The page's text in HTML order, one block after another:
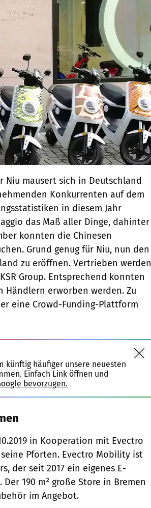
Niu mausert sich in Deutschland
Konkurrenten auf dem
in diesem Jahr
das Maß aller Dinge, dahinter
konnten die Chinesen
Grund genug für Niu, nun den
zu eröffnen. Vertrieben werden
Group. Entsprechend konnten
erworben werden. Zu
eine Crowd-Funding-Plattform
künftig häufiger unsere neuesten
Einfach Link öffnen und
bevorzugen.
in Kooperation mit Evectro
Pforten. Evectro Mobility ist
der seit 2017 ein eigenes E-
190 m² große Store in Bremen
im Angebot.